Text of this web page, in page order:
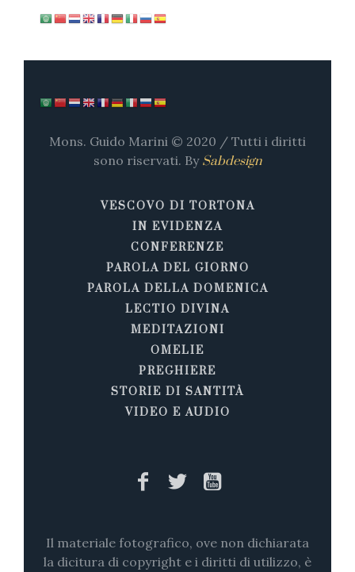
Mons. Guido Marini © 2020 / Tutti i diritti
sono riservati. By Sabdesign
VESCOVO DI TORTONA
IN EVIDENZA
CONFERENZE
PAROLA DEL GIORNO
PAROLA DELLA DOMENICA
LECTIO DIVINA
MEDITAZIONI
OMELIE
PREGHIERE
STORIE DI SANTITÀ
VIDEO E AUDIO
Il materiale fotografico, ove non dichiarata
la dicitura di copyright e i diritti di utilizzo, è